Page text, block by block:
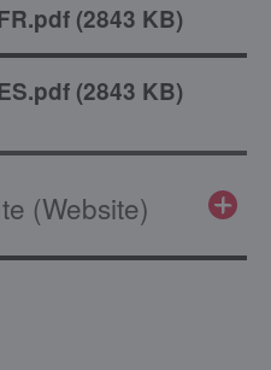
(2843 KB)
(2843 KB)
(Website)